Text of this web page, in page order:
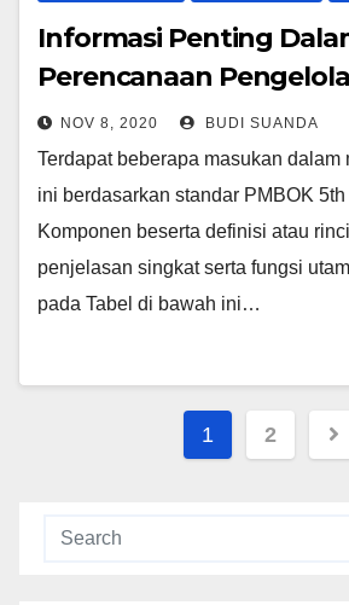
Informasi Penting
Perencanaan
NOV 8, 2020 BUDI SUANDA
Terdapat beberapa masukan dalam
ini berdasarkan standar PMBOK
Komponen beserta definisi atau
penjelasan singkat serta fungsi
pada Tabel di bawah ini…
Posts
1 2